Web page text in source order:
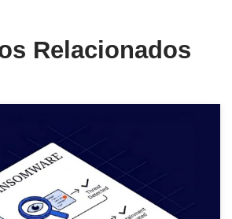
Relacionados